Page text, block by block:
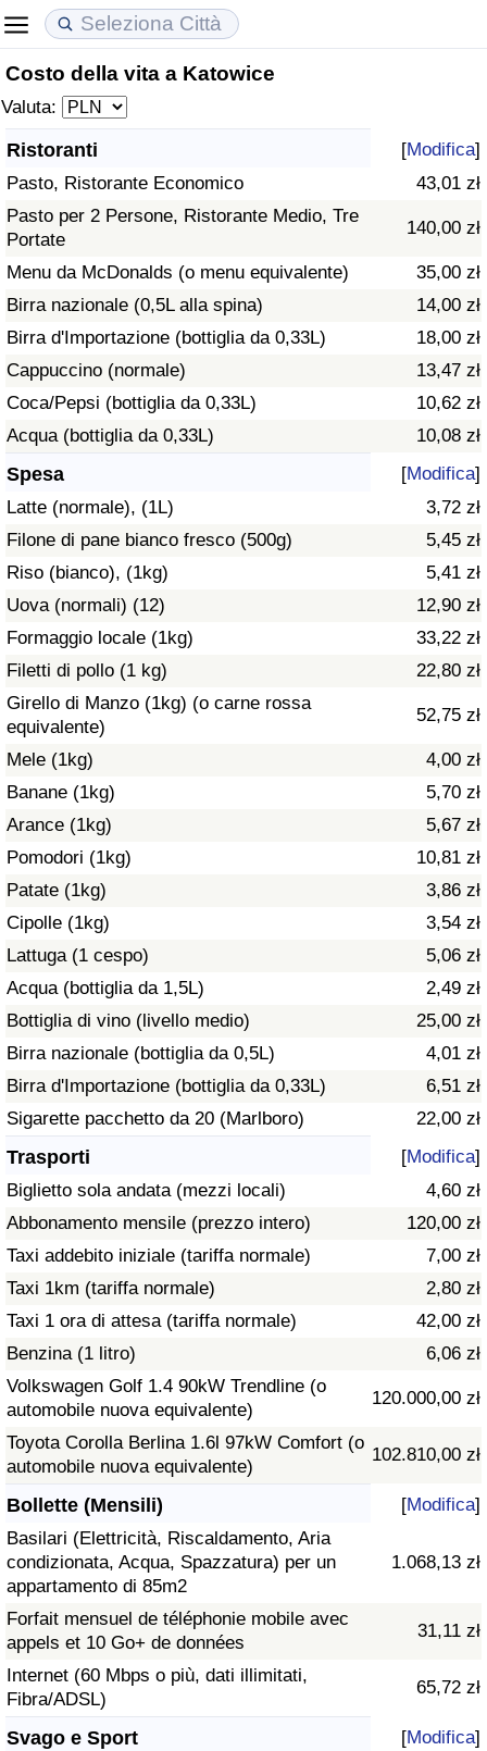
Costo della vita a Katowice
Valuta:
Ristoranti [Modifica]
Pasto, Ristorante Economico
43,01 zł
Pasto per 2 Persone, Ristorante Medio, Tre
Portate
140,00 zł
Menu da McDonalds (o menu equivalente)
35,00 zł
Birra nazionale (0,5L alla spina)
14,00 zł
Birra d'Importazione (bottiglia da 0,33L)
18,00 zł
Cappuccino (normale)
13,47 zł
Coca/Pepsi (bottiglia da 0,33L)
10,62 zł
Acqua (bottiglia da 0,33L)
10,08 zł
Spesa [Modifica]
Latte (normale), (1L)
3,72 zł
Filone di pane bianco fresco (500g)
5,45 zł
Riso (bianco), (1kg)
5,41 zł
Uova (normali) (12)
12,90 zł
Formaggio locale (1kg)
33,22 zł
Filetti di pollo (1 kg)
22,80 zł
Girello di Manzo (1kg) (o carne rossa
equivalente)
52,75 zł
Mele (1kg)
4,00 zł
Banane (1kg)
5,70 zł
Arance (1kg)
5,67 zł
Pomodori (1kg)
10,81 zł
Patate (1kg)
3,86 zł
Cipolle (1kg)
3,54 zł
Lattuga (1 cespo)
5,06 zł
Acqua (bottiglia da 1,5L)
2,49 zł
Bottiglia di vino (livello medio)
25,00 zł
Birra nazionale (bottiglia da 0,5L)
4,01 zł
Birra d'Importazione (bottiglia da 0,33L)
6,51 zł
Sigarette pacchetto da 20 (Marlboro)
22,00 zł
Trasporti [Modifica]
Biglietto sola andata (mezzi locali)
4,60 zł
Abbonamento mensile (prezzo intero)
120,00 zł
Taxi addebito iniziale (tariffa normale)
7,00 zł
Taxi 1km (tariffa normale)
2,80 zł
Taxi 1 ora di attesa (tariffa normale)
42,00 zł
Benzina (1 litro)
6,06 zł
Volkswagen Golf 1.4 90kW Trendline (o
automobile nuova equivalente)
120.000,00 zł
Toyota Corolla Berlina 1.6l 97kW Comfort (o
automobile nuova equivalente)
102.810,00 zł
Bollette (Mensili) [Modifica]
Basilari (Elettricità, Riscaldamento, Aria
condizionata, Acqua, Spazzatura) per un
appartamento di 85m2
1.068,13 zł
Forfait mensuel de téléphonie mobile avec
appels et 10 Go+ de données
31,11 zł
Internet (60 Mbps o più, dati illimitati,
Fibra/ADSL)
65,72 zł
Svago e Sport [Modifica]
Costo della vita
Indice Del Costo Della Vita (corrente)
Indice Del Costo Della Vita
Indice del Costo della Vita per Nazione
ad Aqaba
Prezzi degli immobili
Indice del Prezzo delle Case (Corrente)
Indice del Prezzo delle Case
Indice del Prezzo delle Case per Nazione
Qualità della Vita
Indice della Qualità della Vita
Indice della Qualità della Vita (Corrente)
Indice della qualità della vita per Paese
Criminalità
Indice del Tasso di Criminalità (Corrente)
Indice della Criminalità
Indice di criminalità per paese
Indice dell’Assistenza Sanitaria (Corrente)
Indice dell’Assistenza Sanitaria
Indice dell’Assistenza Sanitaria per
Nazione
Inquinamento
Indice dell’Inquinamento (Corrente)
Indice di inquinamento
Indice dell’Inquinamento per Nazione
Traffico
Indice del Traffico
Indice del traffico (Corrente)
Indice del traffico per Nazione